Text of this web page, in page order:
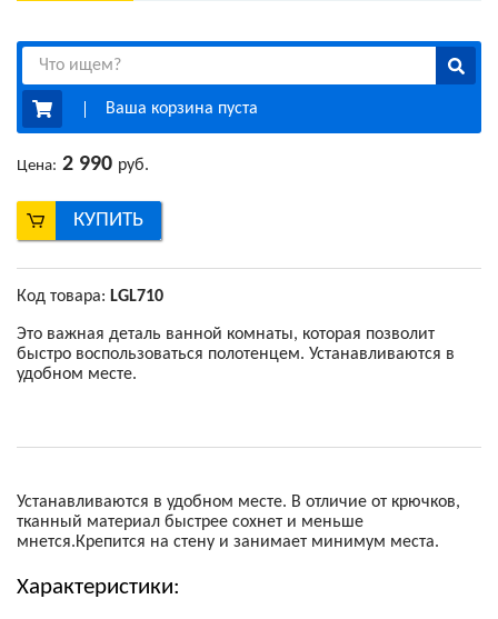
Ваша корзина пуста
Цена: 2 990 руб.
КУПИТЬ
Код товара: LGL710
Это важная деталь ванной комнаты, которая позволит
быстро воспользоваться полотенцем. Устанавливаются в
удобном месте.
Устанавливаются в удобном месте. В отличие от крючков,
тканный материал быстрее сохнет и меньше
мнется.Крепится на стену и занимает минимум места.
Характеристики: